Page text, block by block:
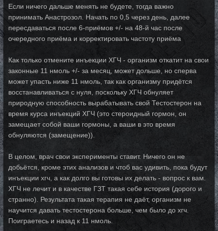
Если ничего дальше менять не будете, тогда важно
принимать Анастрозол. Начать по 0,5 через день, далее
пересдаваться после 6-приёмов +/- на 48-й час после
очередного приёма и корректировать частоту приёма
Как только отмените инъекции ХГЧ - организм откатит на свои
законные 11 нмоль +/- за месяц, может дольше, но сперва
может упасть ниже 11 нмоль, так как организму придётся
восстанавливаться с нуля, поскольку ХГЧ обнуляет
природную способность вырабатывать свой Тестостерон на
время курса инъекций ХГЧ (это стероидный гормон, он
замещает собой ваши гормоны, а ваши в это время
обнуляются (замещение)).
В целом, врач свои эксперименты ставит. Ничего он не
добьётся, кроме этих анализов и чтоб вас удивить, пока будут
инъекции хгч, а как долго вы готовы их делать - вопрос к вам.
ХГЧ не лечит и в качестве ГЗТ такая себе история (дорого и
странно). Результата такая терапия не даёт, организм не
научится давать тестостерона больше, чем было до хгч.
Поиграетесь и назад к 11 нмоль.